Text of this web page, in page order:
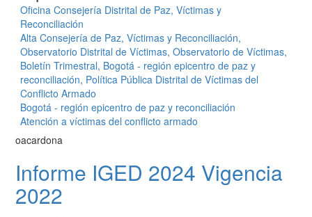
Oficina Consejería Distrital de Paz, Víctimas y
Reconciliación
Alta Consejería de Paz, Víctimas y Reconciliación,
Observatorio Distrital de Víctimas, Observatorio de Víctimas,
Boletín Trimestral, Bogotá - región epicentro de paz y
reconciliación, Política Pública Distrital de Víctimas del
Conflicto Armado
Bogotá - región epicentro de paz y reconciliación
Atención a víctimas del conflicto armado
oacardona
Informe IGED 2024 Vigencia
2022